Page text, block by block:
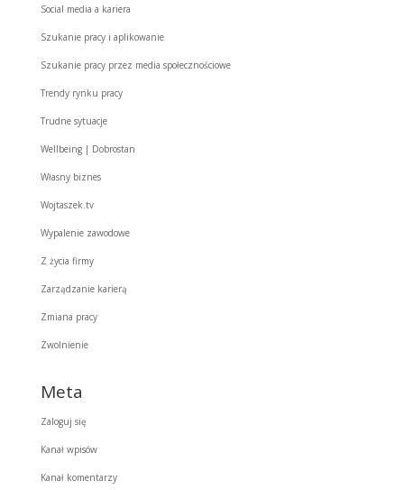
Social media a kariera
Szukanie pracy i aplikowanie
Szukanie pracy przez media społecznościowe
Trendy rynku pracy
Trudne sytuacje
Wellbeing | Dobrostan
Własny biznes
Wojtaszek.tv
Wypalenie zawodowe
Z życia firmy
Zarządzanie karierą
Zmiana pracy
Zwolnienie
Meta
Zaloguj się
Kanał wpisów
Kanał komentarzy